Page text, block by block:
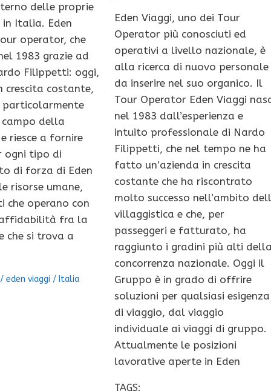
delle proprie
in Italia. Eden
operator, che
1983 grazie ad
Filippetti: oggi,
crescita costante,
campo della
riesce a fornire
ogni tipo di
di forza di Eden
risorse umane,
che operano con
fra la
che si trova a
eden viaggi / Italia
Eden Viaggi, uno dei Tour
Operator più conosciuti ed
operativi a livello nazionale, è
alla ricerca di nuovo personale
da inserire nel suo organico. Il
Tour Operator Eden Viaggi
nel 1983 dall’esperienza e
intuito professionale di Nardo
Filippetti, che nel tempo ne ha
fatto un’azienda in crescita
costante che ha riscontrato
molto successo nell’ambito
villaggistica e che, per
passeggeri e fatturato, ha
raggiunto i gradini più alti
concorrenza nazionale. Oggi il
Gruppo è in grado di offrire
soluzioni per qualsiasi esigenza
di viaggio, dal viaggio
individuale ai viaggi di gruppo.
Attualmente le posizioni
lavorative aperte in Eden
TAGS: